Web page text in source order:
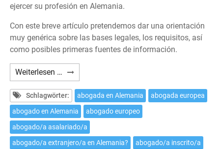
ejercer su profesión en Alemania.
Con este breve artículo pretendemos dar una orientación
muy genérica sobre las bases legales, los requisitos, así
como posibles primeras fuentes de información.
Weiterlesen … ¿Cómo
ejercer
la
profesión
de
abogado/a
extranjero/a
Schlagwörter: abogada en Alemania
abogada europea
abogado en Alemania
abogado europeo
abogado/a asalariado/a
abogado/a extranjero/a en Alemania?
abogado/a inscrito/a